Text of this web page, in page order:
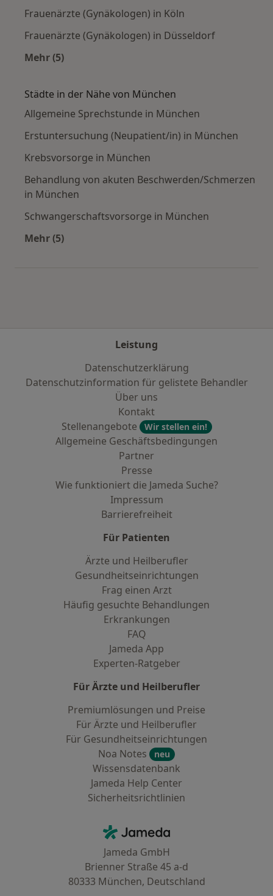
Frauenärzte (Gynäkologen) in Köln
Frauenärzte (Gynäkologen) in Düsseldorf
Mehr (5)
Städte in der Nähe von München
Allgemeine Sprechstunde in München
Erstuntersuchung (Neupatient/in) in München
Krebsvorsorge in München
Behandlung von akuten Beschwerden/Schmerzen
in München
Schwangerschaftsvorsorge in München
Mehr (5)
Leistung
Datenschutzerklärung
Datenschutzinformation für gelistete Behandler
Über uns
Kontakt
Stellenangebote
Wir stellen ein!
Allgemeine Geschäftsbedingungen
Partner
Presse
Wie funktioniert die Jameda Suche?
Impressum
Barrierefreiheit
Für Patienten
Ärzte und Heilberufler
Gesundheitseinrichtungen
Frag einen Arzt
Häufig gesuchte Behandlungen
Erkrankungen
FAQ
Jameda App
Experten-Ratgeber
Für Ärzte und Heilberufler
Premiumlösungen und Preise
Für Ärzte und Heilberufler
Für Gesundheitseinrichtungen
Noa Notes
neu
Wissensdatenbank
Jameda Help Center
Sicherheitsrichtlinien
Jameda - Startseite
Jameda GmbH
Brienner Straße 45 a-d
80333 München, Deutschland